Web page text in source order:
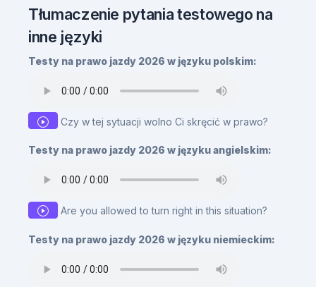
Tłumaczenie pytania testowego na
inne języki
Testy na prawo jazdy 2026 w języku polskim:
Czy w tej sytuacji wolno Ci skręcić w prawo?
Testy na prawo jazdy 2026 w języku angielskim:
Are you allowed to turn right in this situation?
Testy na prawo jazdy 2026 w języku niemieckim: